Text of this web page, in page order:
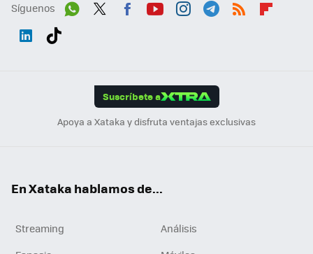
Síguenos
Suscríbete a
Apoya a Xataka y disfruta ventajas exclusivas
En Xataka hablamos de...
Streaming
Análisis